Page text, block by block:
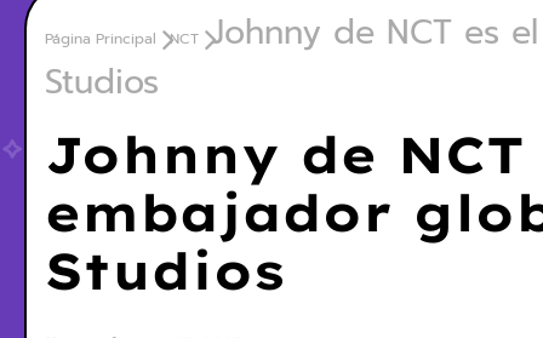
Página Principal NCT
Johnny de NCT es
Studios
Johnny de
embajador
Studios